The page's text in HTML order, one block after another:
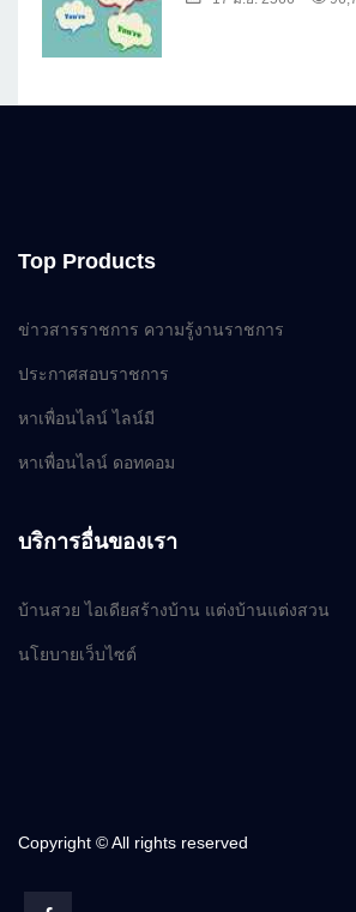
Top Products
ข่าวสารราชการ ความรู้งานราชการ
ประกาศสอบราชการ
หาเพื่อนไลน์ ไลน์มี
หาเพื่อนไลน์ ดอทคอม
บริการอื่นของเรา
บ้านสวย ไอเดียสร้างบ้าน แต่งบ้านแต่งสวน
นโยบายเว็บไซต์
Copyright © All rights reserved